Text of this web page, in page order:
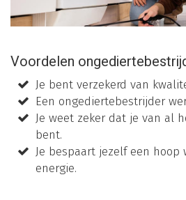
Voordelen
Je bent verzekerd van
Een ongediertebestrijder
Je weet zeker dat je van al
bent.
Je bespaart jezelf een hoop
energie.